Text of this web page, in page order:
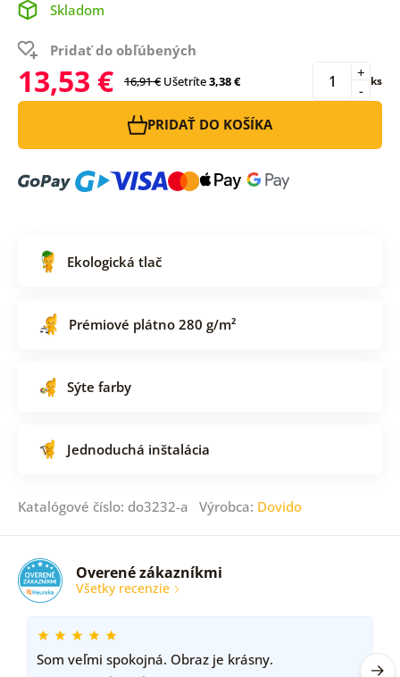
Skladom
Pridať do obľúbených
13,53 € 16,91 € Ušetríte3,38 € -
+ ks
PRIDAŤ DO KOŠÍKA
Ekologická tlač
Prémiové plátno 280 g/m²
Sýte farby
Jednoduchá inštalácia
Katalógové číslo: do3232-a Výrobca: Dovido
Overené zákazníkmi
Všetky recenzie
Som veľmi spokojná. Obraz je krásny.